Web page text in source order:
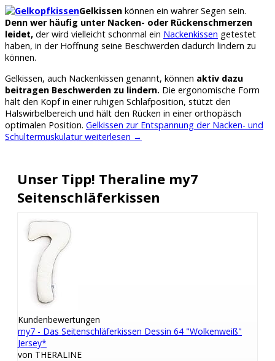
Gelkissen können ein wahrer Segen sein.
Denn wer häufig unter Nacken- oder Rückenschmerzen
leidet, der wird vielleicht schonmal ein Nackenkissen getestet
haben, in der Hoffnung seine Beschwerden dadurch lindern zu
können.
Gelkissen, auch Nackenkissen genannt, können aktiv dazu
beitragen Beschwerden zu lindern. Die ergonomische Form
hält den Kopf in einer ruhigen Schlafposition, stützt den
Halswirbelbereich und hält den Rücken in einer orthopäsch
optimalen Position. Gelkissen zur Entspannung der Nacken- und
Schultermuskulaturweiterlesen →
Unser Tipp! Theraline my7
Seitenschläferkissen
Kundenbewertungen
my7 - Das Seitenschläferkissen Dessin 64 "Wolkenweiß"
Jersey*
von THERALINE